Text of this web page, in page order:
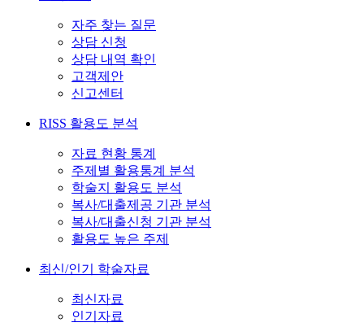
자주 찾는 질문
상담 신청
상담 내역 확인
고객제안
신고센터
RISS 활용도 분석
자료 현황 통계
주제별 활용통계 분석
학술지 활용도 분석
복사/대출제공 기관 분석
복사/대출신청 기관 분석
활용도 높은 주제
최신/인기 학술자료
최신자료
인기자료